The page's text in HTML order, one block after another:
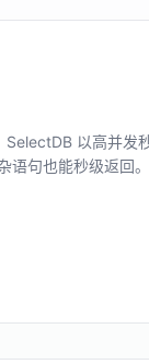
以高并发
语句也能秒级返回。